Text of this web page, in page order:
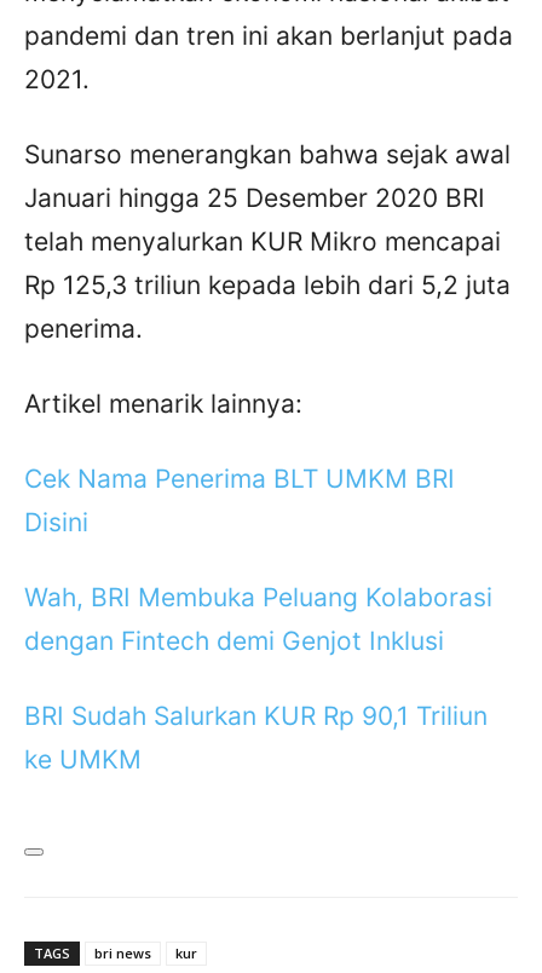
pandemi dan tren ini akan berlanjut pada
2021.
Sunarso menerangkan bahwa sejak awal
Januari hingga 25 Desember 2020 BRI
telah menyalurkan KUR Mikro mencapai
Rp 125,3 triliun kepada lebih dari 5,2 juta
penerima.
Artikel menarik lainnya:
Cek Nama Penerima BLT UMKM BRI
Disini
Wah, BRI Membuka Peluang Kolaborasi
dengan Fintech demi Genjot Inklusi
BRI Sudah Salurkan KUR Rp 90,1 Triliun
ke UMKM
TAGS bri news kur